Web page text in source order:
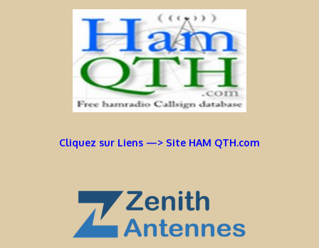
Cliquez sur Liens —> Site HAM QTH.com